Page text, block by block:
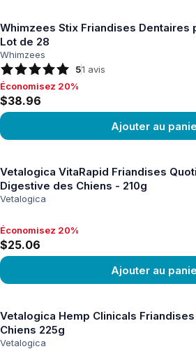
Whimzees Stix Friandises Dentaires
Lot de 28
Whimzees
51 avis
Économisez 20%, $38.96
Économisez 20%
$38.96
Ajouter au
Vetalogica VitaRapid Friandises
Digestive des Chiens - 210g
Vetalogica
Économisez 20%, $25.06
Économisez 20%
$25.06
Ajouter au
Vetalogica Hemp Clinicals
Chiens 225g
Vetalogica